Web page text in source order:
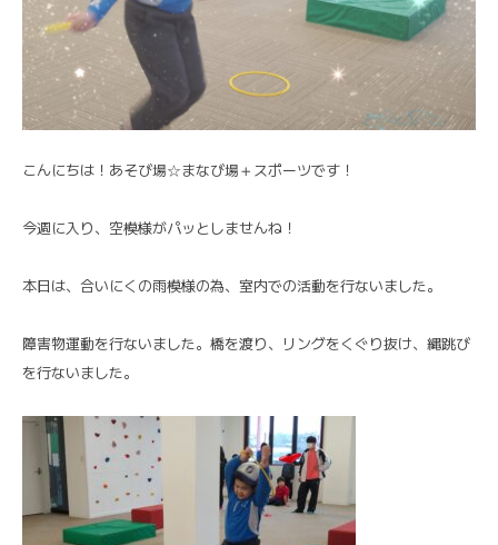
こんにちは！あそび場☆まなび場＋スポーツです！
今週に入り、空模様がパッとしませんね！
本日は、合いにくの雨模様の為、室内での活動を行ないました。
障害物運動を行ないました。橋を渡り、リングをくぐり抜け、縄跳び
を行ないました。